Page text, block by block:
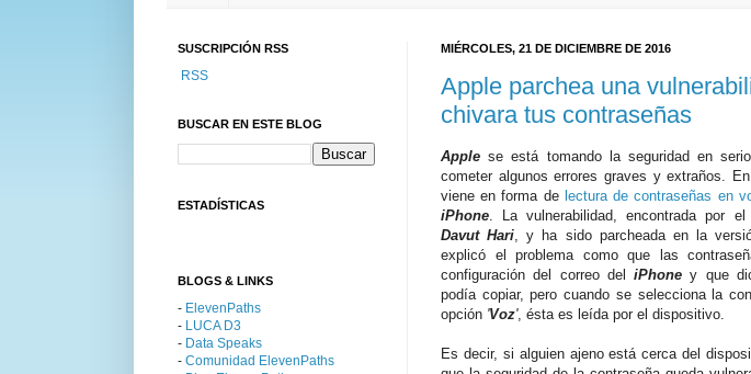
MIÉRCOLES, 21 DE DICIEMBRE DE 2016
Apple parchea una
chivara tus contraseñas
Apple se está tomando la seguridad en
cometer algunos errores graves y extraños.
viene en forma de lectura de contraseñas en
iPhone. La vulnerabilidad, encontrada por el
Davut Hari, y ha sido parcheada en la
explicó el problema como que las
configuración del correo deliPhone y que
podía copiar, pero cuando se selecciona la
opción 'Voz', ésta es leída por el dispositivo.
Es decir, si alguien ajeno está cerca del
SUSCRIPCIÓN RSS
RSS
BUSCAR EN ESTE BLOG
ESTADÍSTICAS
BLOGS & LINKS
- ElevenPaths
- LUCA D3
- Data Speaks
- Comunidad ElevenPaths